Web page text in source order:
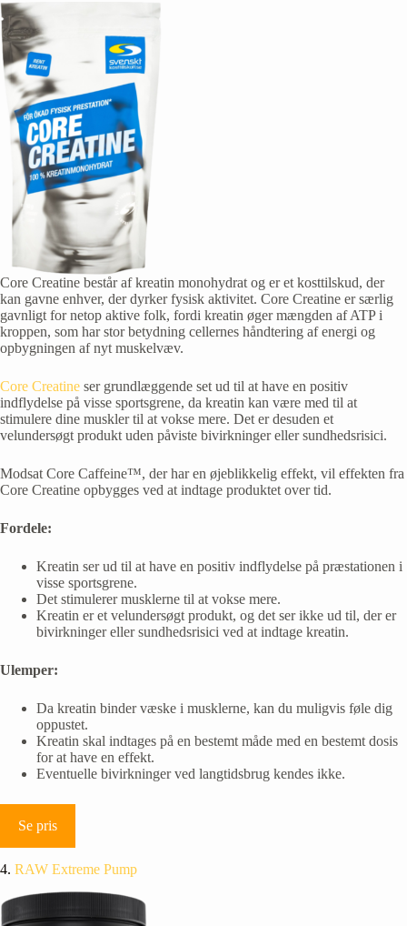
Core Creatine består af kreatin monohydrat og er et kosttilskud, der
kan gavne enhver, der dyrker fysisk aktivitet. Core Creatine er særlig
gavnligt for netop aktive folk, fordi kreatin øger mængden af ATP i
kroppen, som har stor betydning cellernes håndtering af energi og
opbygningen af nyt muskelvæv.
Core Creatine ser grundlæggende set ud til at have en positiv
indflydelse på visse sportsgrene, da kreatin kan være med til at
stimulere dine muskler til at vokse mere. Det er desuden et
velundersøgt produkt uden påviste bivirkninger eller sundhedsrisici.
Modsat Core Caffeine™, der har en øjeblikkelig effekt, vil effekten fra
Core Creatine opbygges ved at indtage produktet over tid.
Fordele:
Kreatin ser ud til at have en positiv indflydelse på præstationen i
visse sportsgrene.
Det stimulerer musklerne til at vokse mere.
Kreatin er et velundersøgt produkt, og det ser ikke ud til, der er
bivirkninger eller sundhedsrisici ved at indtage kreatin.
Ulemper:
Da kreatin binder væske i musklerne, kan du muligvis føle dig
oppustet.
Kreatin skal indtages på en bestemt måde med en bestemt dosis
for at have en effekt.
Eventuelle bivirkninger ved langtidsbrug kendes ikke.
Se pris
4. RAW Extreme Pump